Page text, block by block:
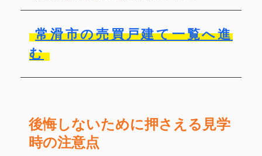
常滑市の売買戸建て一覧へ進
む
後悔しないために押さえる見学
時の注意点